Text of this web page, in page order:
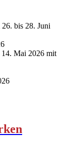
bis 28. Juni
14. Mai 2026 mit